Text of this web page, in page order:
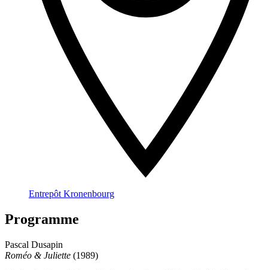
Entrepôt Kronenbourg
Programme
Pascal Dusapin
Roméo & Juliette (1989)